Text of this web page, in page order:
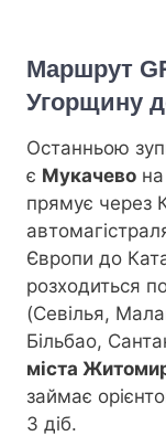
Маршрут
Угорщину
Останньою
є Мукачево
прямує через
Європи до
розходиться
(Севілья,
Більбао,
міста
займає
3 діб.